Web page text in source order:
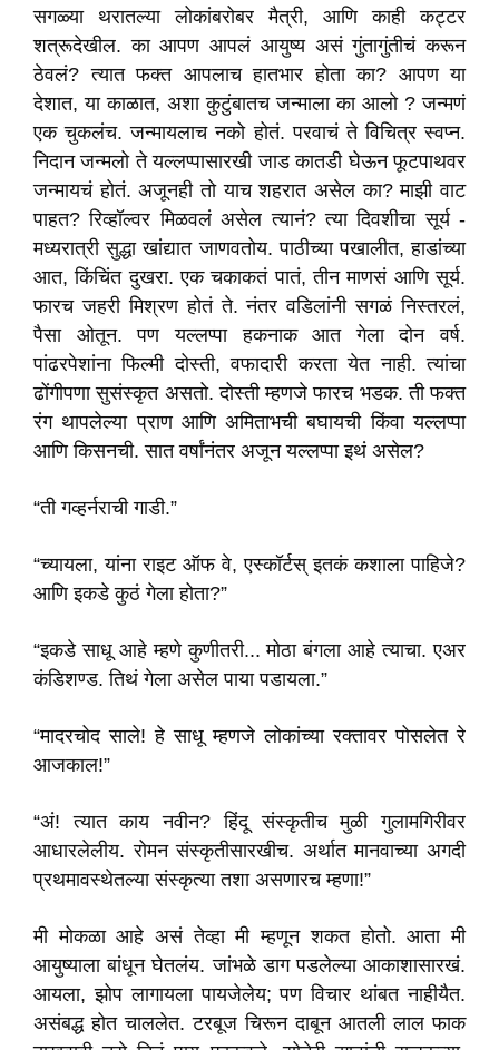
सगळ्या थरातल्या लोकांबरोबर मैत्री, आणि काही कट्टर
शत्रूदेखील. का आपण आपलं आयुष्य असं गुंतागुंतीचं करून
ठेवलं? त्यात फक्त आपलाच हातभार होता का? आपण या
देशात, या काळात, अशा कुटुंबातच जन्माला का आलो ? जन्मणं
एक चुकलंच. जन्मायलाच नको होतं. परवाचं ते विचित्र स्वप्न.
निदान जन्मलो ते यल्लप्पासारखी जाड कातडी घेऊन फूटपाथवर
जन्मायचं होतं. अजूनही तो याच शहरात असेल का? माझी वाट
पाहत? रिव्हॉल्वर मिळवलं असेल त्यानं? त्या दिवशीचा सूर्य -
मध्यरात्री सुद्धा खांद्यात जाणवतोय. पाठीच्या पखालीत, हाडांच्या
आत, किंचिंत दुखरा. एक चकाकतं पातं, तीन माणसं आणि सूर्य.
फारच जहरी मिश्रण होतं ते. नंतर वडिलांनी सगळं निस्तरलं,
पैसा ओतून. पण यल्लप्पा हकनाक आत गेला दोन वर्ष.
पांढरपेशांना फिल्मी दोस्ती, वफादारी करता येत नाही. त्यांचा
ढोंगीपणा सुसंस्कृत असतो. दोस्ती म्हणजे फारच भडक. ती फक्त
रंग थापलेल्या प्राण आणि अमिताभची बघायची किंवा यल्लप्पा
आणि किसनची. सात वर्षांनंतर अजून यल्लप्पा इथं असेल?
“ती गव्हर्नराची गाडी.”
“च्यायला, यांना राइट ऑफ वे, एस्कॉर्टस् इतकं कशाला पाहिजे?
आणि इकडे कुठं गेला होता?”
“इकडे साधू आहे म्हणे कुणीतरी... मोठा बंगला आहे त्याचा. एअर
कंडिशण्ड. तिथं गेला असेल पाया पडायला.”
“मादरचोद साले! हे साधू म्हणजे लोकांच्या रक्तावर पोसलेत रे
आजकाल!”
“अं! त्यात काय नवीन? हिंदू संस्कृतीच मुळी गुलामगिरीवर
आधारलेलीय. रोमन संस्कृतीसारखीच. अर्थात मानवाच्या अगदी
प्रथमावस्थेतल्या संस्कृत्या तशा असणारच म्हणा!”
मी मोकळा आहे असं तेव्हा मी म्हणून शकत होतो. आता मी
आयुष्याला बांधून घेतलंय. जांभळे डाग पडलेल्या आकाशासारखं.
आयला, झोप लागायला पायजेलेय; पण विचार थांबत नाहीयैत.
असंबद्ध होत चाललेत. टरबूज चिरून दाबून आतली लाल फाक